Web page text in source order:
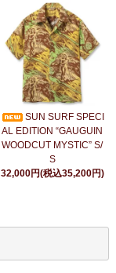
SUN SURF SPECI
AL EDITION “GAUGUIN
WOODCUT MYSTIC” S/
S
32,000円(税込35,200円)